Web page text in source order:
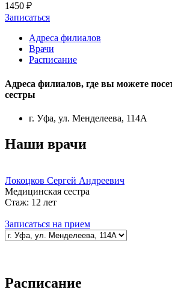
1450 ₽
Записаться
Адреса филиалов
Врачи
Расписание
Адреса филиалов, где вы можете
сестры
г. Уфа, ул. Менделеева, 114А
Наши врачи
Локоцков Сергей Андреевич
Медицинская сестра
Стаж: 12 лет
Записаться на прием
Расписание